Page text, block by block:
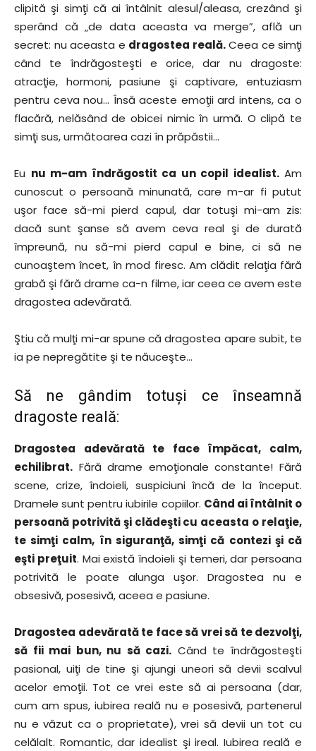
clipită şi simţi că ai întâlnit alesul/aleasa, crezând şi
sperând că „de data aceasta va merge”, află un
secret: nu aceasta e dragostea reală.Ceea ce simţi
când te îndrăgosteşti e orice, dar nu dragoste:
atracţie, hormoni, pasiune şi captivare, entuziasm
pentru ceva nou… Însă aceste emoţii ard intens, ca o
flacără, nelăsând de obicei nimic în urmă. O clipă te
simţi sus, următoarea cazi în prăpăstii…
Eu nu m-am îndrăgostit ca un copil idealist.Am
cunoscut o persoană minunată, care m-ar fi putut
uşor face să-mi pierd capul, dar totuşi mi-am zis:
dacă sunt şanse să avem ceva real şi de durată
împreună, nu să-mi pierd capul e bine, ci să ne
cunoaştem încet, în mod firesc. Am clădit relaţia fără
grabă şi fără drame ca-n filme, iar ceea ce avem este
dragostea adevărată.
Ştiu că mulţi mi-ar spune că dragostea apare subit, te
ia pe nepregătite şi te năuceşte…
Să ne gândim totuşi ce înseamnă
dragoste reală:
Dragostea adevărată te face împăcat, calm,
echilibrat. Fără drame emoţionale constante! Fără
scene, crize, îndoieli, suspiciuni încă de la început.
Dramele sunt pentru iubirile copiilor. Când ai întâlnit o
persoană potrivită şi clădeşti cu aceasta o relaţie,
te simţi calm, în siguranţă, simţi că contezi şi că
eşti preţuit. Mai există îndoieli şi temeri, dar persoana
potrivită le poate alunga uşor. Dragostea nu e
obsesivă, posesivă, aceea e pasiune.
Dragostea adevărată te face să vrei să te dezvolţi,
să fii mai bun, nu să cazi. Când te îndrăgosteşti
pasional, uiţi de tine şi ajungi uneori să devii scalvul
acelor emoţii. Tot ce vrei este să ai persoana (dar,
cum am spus, iubirea reală nu e posesivă, partenerul
nu e văzut ca o proprietate), vrei să devii un tot cu
celălalt. Romantic, dar idealist şi ireal. Iubirea reală e